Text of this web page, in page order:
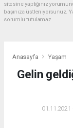
sitesine yaptığınız
başınıza üstleniyorsunuz.
sorumlu tutulamaz.
Anasayfa Yaşam
Gelin
01.11.2021